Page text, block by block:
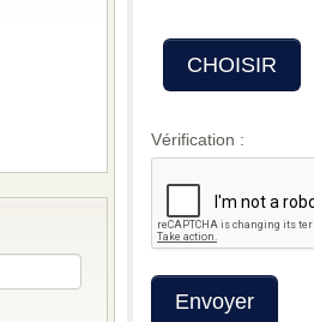
CHOISIR
Vérification :